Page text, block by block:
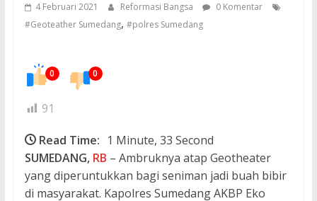
4 Februari 2021 Reformasi Bangsa
0 Komentar
#Geoteather Sumedang, #polres Sumedang
0 0
91
Read Time: 1 Minute, 33 Second
SUMEDANG, RB – Ambruknya atap Geotheater
yang diperuntukkan bagi seniman jadi buah bibir
di masyarakat. Kapolres Sumedang AKBP Eko